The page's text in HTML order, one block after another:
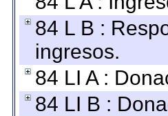
84 L B :
ingresos.
84 LI A :
84 LI B :